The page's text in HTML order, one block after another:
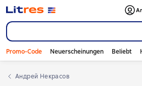
Promo-Code Neuerscheinungen Beliebt
Андрей Некрасов